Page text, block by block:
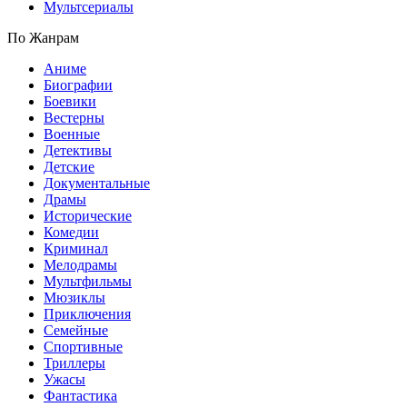
Мультсериалы
По Жанрам
Аниме
Биографии
Боевики
Вестерны
Военные
Детективы
Детские
Документальные
Драмы
Исторические
Комедии
Криминал
Мелодрамы
Мультфильмы
Мюзиклы
Приключения
Семейные
Спортивные
Триллеры
Ужасы
Фантастика